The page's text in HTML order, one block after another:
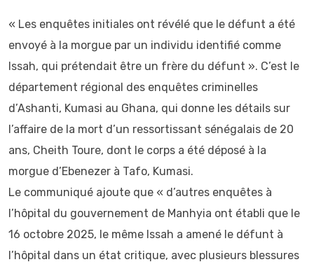
« Les enquêtes initiales ont révélé que le défunt a été
envoyé à la morgue par un individu identifié comme
Issah, qui prétendait être un frère du défunt ». C’est le
département régional des enquêtes criminelles
d’Ashanti, Kumasi au Ghana, qui donne les détails sur
l’affaire de la mort d’un ressortissant sénégalais de 20
ans, Cheith Toure, dont le corps a été déposé à la
morgue d’Ebenezer à Tafo, Kumasi.
Le communiqué ajoute que « d’autres enquêtes à
l’hôpital du gouvernement de Manhyia ont établi que le
16 octobre 2025, le même Issah a amené le défunt à
l’hôpital dans un état critique, avec plusieurs blessures